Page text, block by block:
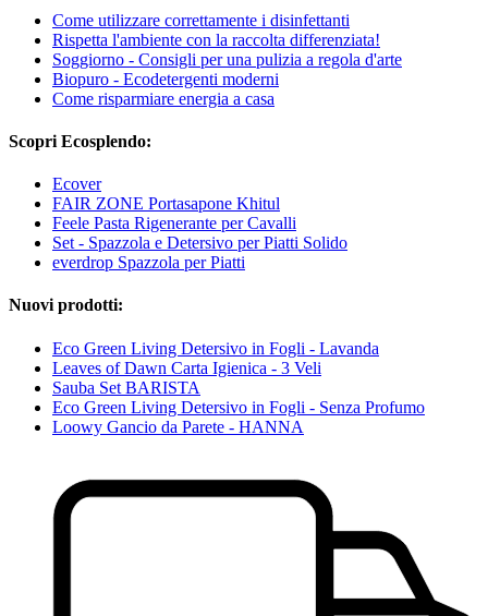
Come utilizzare correttamente i disinfettanti
Rispetta l'ambiente con la raccolta differenziata!
Soggiorno - Consigli per una pulizia a regola d'arte
Biopuro - Ecodetergenti moderni
Come risparmiare energia a casa
Scopri Ecosplendo:
Ecover
FAIR ZONE Portasapone Khitul
Feele Pasta Rigenerante per Cavalli
Set - Spazzola e Detersivo per Piatti Solido
everdrop Spazzola per Piatti
Nuovi prodotti:
Eco Green Living Detersivo in Fogli - Lavanda
Leaves of Dawn Carta Igienica - 3 Veli
Sauba Set BARISTA
Eco Green Living Detersivo in Fogli - Senza Profumo
Loowy Gancio da Parete - HANNA